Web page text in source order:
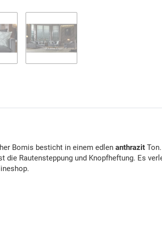
Bomis besticht in einem edlen anthrazit
Rautensteppung und Knopfheftung. Es